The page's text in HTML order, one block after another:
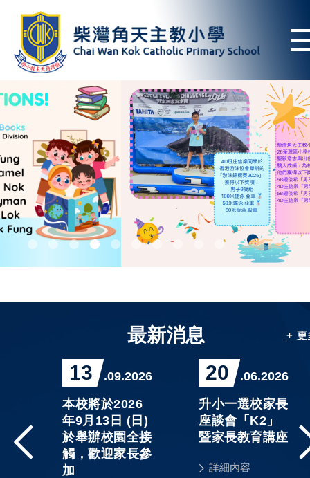
最新消息 + 更
13 .09.2026
本校將於2026
年9月13日 (日)
於舉辦校園全接
觸，歡迎家長參
加
20 .06.2026
升小一選校家長
座談會「K2」
暨家長教育講座
詳細內容